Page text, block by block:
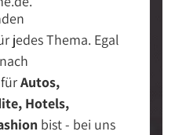
jedes Thema. Egal
fürAutos,
Hotels,
bist - bei uns